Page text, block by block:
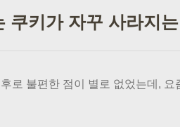
쿠키가 자꾸 사라지
로 불편한 점이 별로 없었는데,